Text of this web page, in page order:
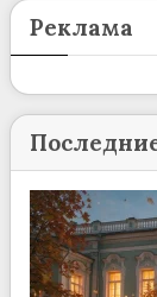
Реклама